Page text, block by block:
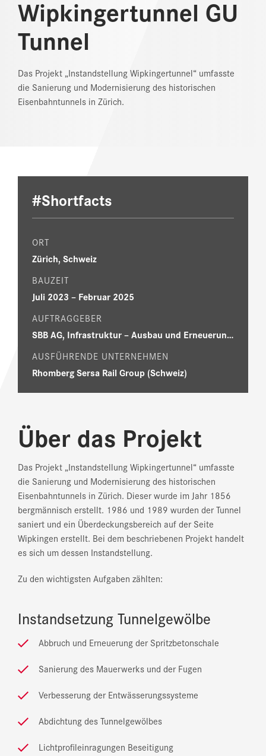
REFERENZEN
NEWS
DOWNLOAD CENTER
ONLINE MAGAZIN
Wipkingertunnel GU
Tunnel
Das Projekt „Instandstellung Wipkingertunnel“ umfasste
die Sanierung und Modernisierung des historischen
Eisenbahntunnels in Zürich.
#Shortfacts
ORT
Zürich, Schweiz
BAUZEIT
Juli 2023 – Februar 2025
AUFTRAGGEBER
SBB AG, Infrastruktur – Ausbau und Erneuerungsprojekte
AUSFÜHRENDE UNTERNEHMEN
Rhomberg Sersa Rail Group (Schweiz)
Über das Projekt
Das Projekt „Instandstellung Wipkingertunnel“ umfasste
die Sanierung und Modernisierung des historischen
Eisenbahntunnels in Zürich. Dieser wurde im Jahr 1856
bergmännisch erstellt. 1986 und 1989 wurden der Tunnel
saniert und ein Überdeckungsbereich auf der Seite
Wipkingen erstellt. Bei dem beschriebenen Projekt handelt
es sich um dessen Instandstellung.
Zu den wichtigsten Aufgaben zählten:
Instandsetzung Tunnelgewölbe
Abbruch und Erneuerung der Spritzbetonschale
Sanierung des Mauerwerks und der Fugen
Verbesserung der Entwässerungssysteme
Abdichtung des Tunnelgewölbes
Lichtprofileinragungen Beseitigung